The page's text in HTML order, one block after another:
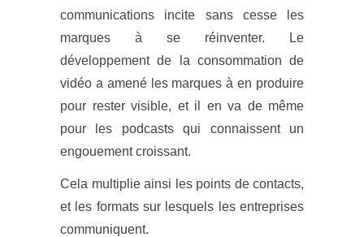
communications incite sans cesse les
marques à se réinventer. Le
développement de la consommation de
vidéo a amené les marques à en produire
pour rester visible, et il en va de même
pour les podcasts qui connaissent un
engouement croissant.
Cela multiplie ainsi les points de contacts,
et les formats sur lesquels les entreprises
communiquent.